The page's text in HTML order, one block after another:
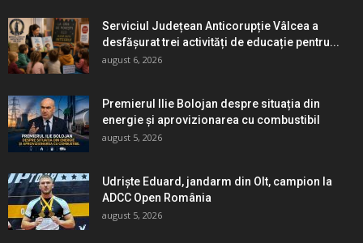
Serviciul Județean Anticorupție Vâlcea a
desfășurat trei activități de educație pentru...
august 6, 2026
Premierul Ilie Bolojan despre situația din
energie și aprovizionarea cu combustibil
august 5, 2026
Udriște Eduard, jandarm din Olt, campion la
ADCC Open România
august 5, 2026